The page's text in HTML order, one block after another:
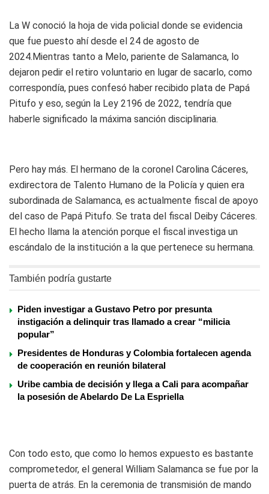
La W conoció la hoja de vida policial donde se evidencia
que fue puesto ahí desde el 24 de agosto de
2024.Mientras tanto a Melo, pariente de Salamanca, lo
dejaron pedir el retiro voluntario en lugar de sacarlo, como
correspondía, pues confesó haber recibido plata de Papá
Pitufo y eso, según la Ley 2196 de 2022, tendría que
haberle significado la máxima sanción disciplinaria.
Pero hay más. El hermano de la coronel Carolina Cáceres,
exdirectora de Talento Humano de la Policía y quien era
subordinada de Salamanca, es actualmente fiscal de apoyo
del caso de Papá Pitufo. Se trata del fiscal Deiby Cáceres.
El hecho llama la atención porque el fiscal investiga un
escándalo de la institución a la que pertenece su hermana.
También podría gustarte
Piden investigar a Gustavo Petro por presunta
instigación a delinquir tras llamado a crear “milicia
popular”
Presidentes de Honduras y Colombia fortalecen agenda
de cooperación en reunión bilateral
Uribe cambia de decisión y llega a Cali para acompañar
la posesión de Abelardo De La Espriella
Con todo esto, que como lo hemos expuesto es bastante
comprometedor, el general William Salamanca se fue por la
puerta de atrás. En la ceremonia de transmisión de mando